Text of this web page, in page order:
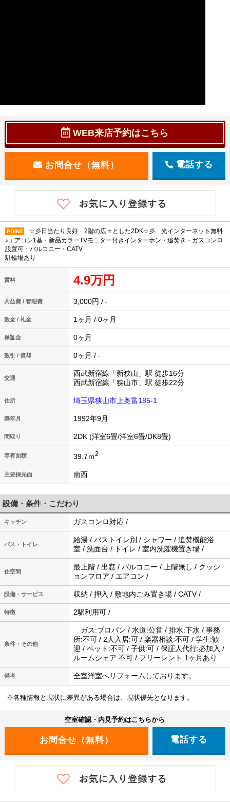
WEB来店予約はこちら
電話する
POINT
☆彡日当たり良好 2階の広々とした2DK☆彡 光インターネット無料
♪エアコン1基・新品カラーTVモニター付きインターホン・追焚き・ガスコンロ
設置可・バルコニー・CATV
駐輪場あり
賃料 4.9万円
共益費 / 管理費 3,000円 / -
敷金 / 礼金 1ヶ月 / 0ヶ月
保証金 0ヶ月
敷引 / 償却 0ヶ月 / -
交通
西武新宿線「新狭山」駅 徒歩16分
西武新宿線「狭山市」駅 徒歩22分
住所 埼玉県狭山市上奥富185-1
築年月 1992年9月
間取り 2DK (洋室6畳/洋室6畳/DK8畳)
専有面積 39.7ｍ2
主要採光面 南西
設備・条件・こだわり
キッチン ガスコンロ対応 /
バス・トイレ
給湯 / バストイレ別 / シャワー / 追焚機能浴
室 / 洗面台 / トイレ / 室内洗濯機置き場 /
住空間
最上階 / 出窓 / バルコニー / 上階無し / クッシ
ョンフロア / エアコン /
設備・サービス 収納 / 押入 / 敷地内ごみ置き場 / CATV /
特徴 2駅利用可 /
条件・その他
ガス:プロパン / 水道:公営 / 排水:下水 / 事務
所:不可 / 2人入居:可 / 楽器相談:不可 / 学生:歓
迎 / ペット:不可 / 子供:可 / 保証人代行:必加入 /
ルームシェア:不可 / フリーレント:1ヶ月あり
備考 全室洋室へリフォームしております。
※各種情報と現状に差異がある場合は、現状優先となります。
空室確認・内見予約はこちらから
電話する